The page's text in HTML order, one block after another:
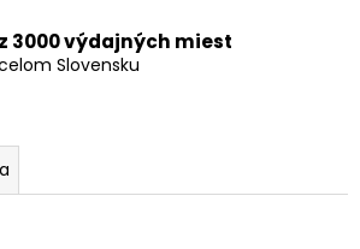
3000 výdajných miest
Slovensku